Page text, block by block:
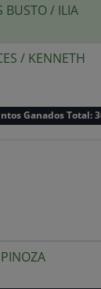
BUSTO/ ILIA
/ KENNETH
Ganados Total: